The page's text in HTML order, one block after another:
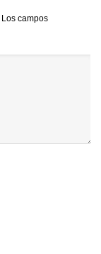
Los campos